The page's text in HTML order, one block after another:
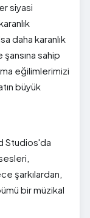
siyasi
daha karanlık
sahip
eğilimlerimizi
büyük
Studios'da
şarkılardan,
bir müzikal